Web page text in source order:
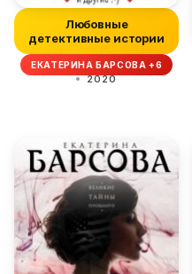
Любовные
детективные истории
ЕКАТЕРИНА БАРСОВА +6
2020